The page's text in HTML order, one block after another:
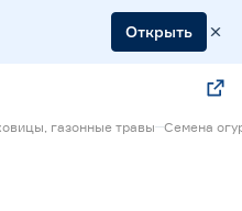
Открыть
газонные травы Семена